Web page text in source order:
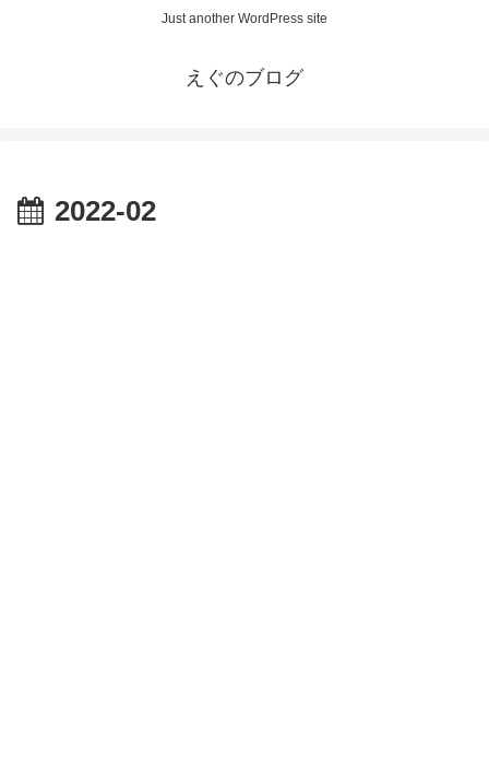
Just another WordPress site
えぐのブログ
2022-02